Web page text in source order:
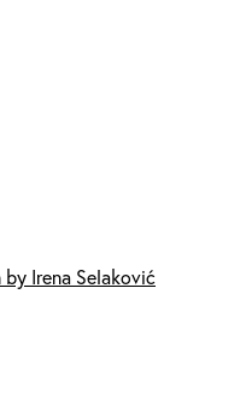
Irena Selaković